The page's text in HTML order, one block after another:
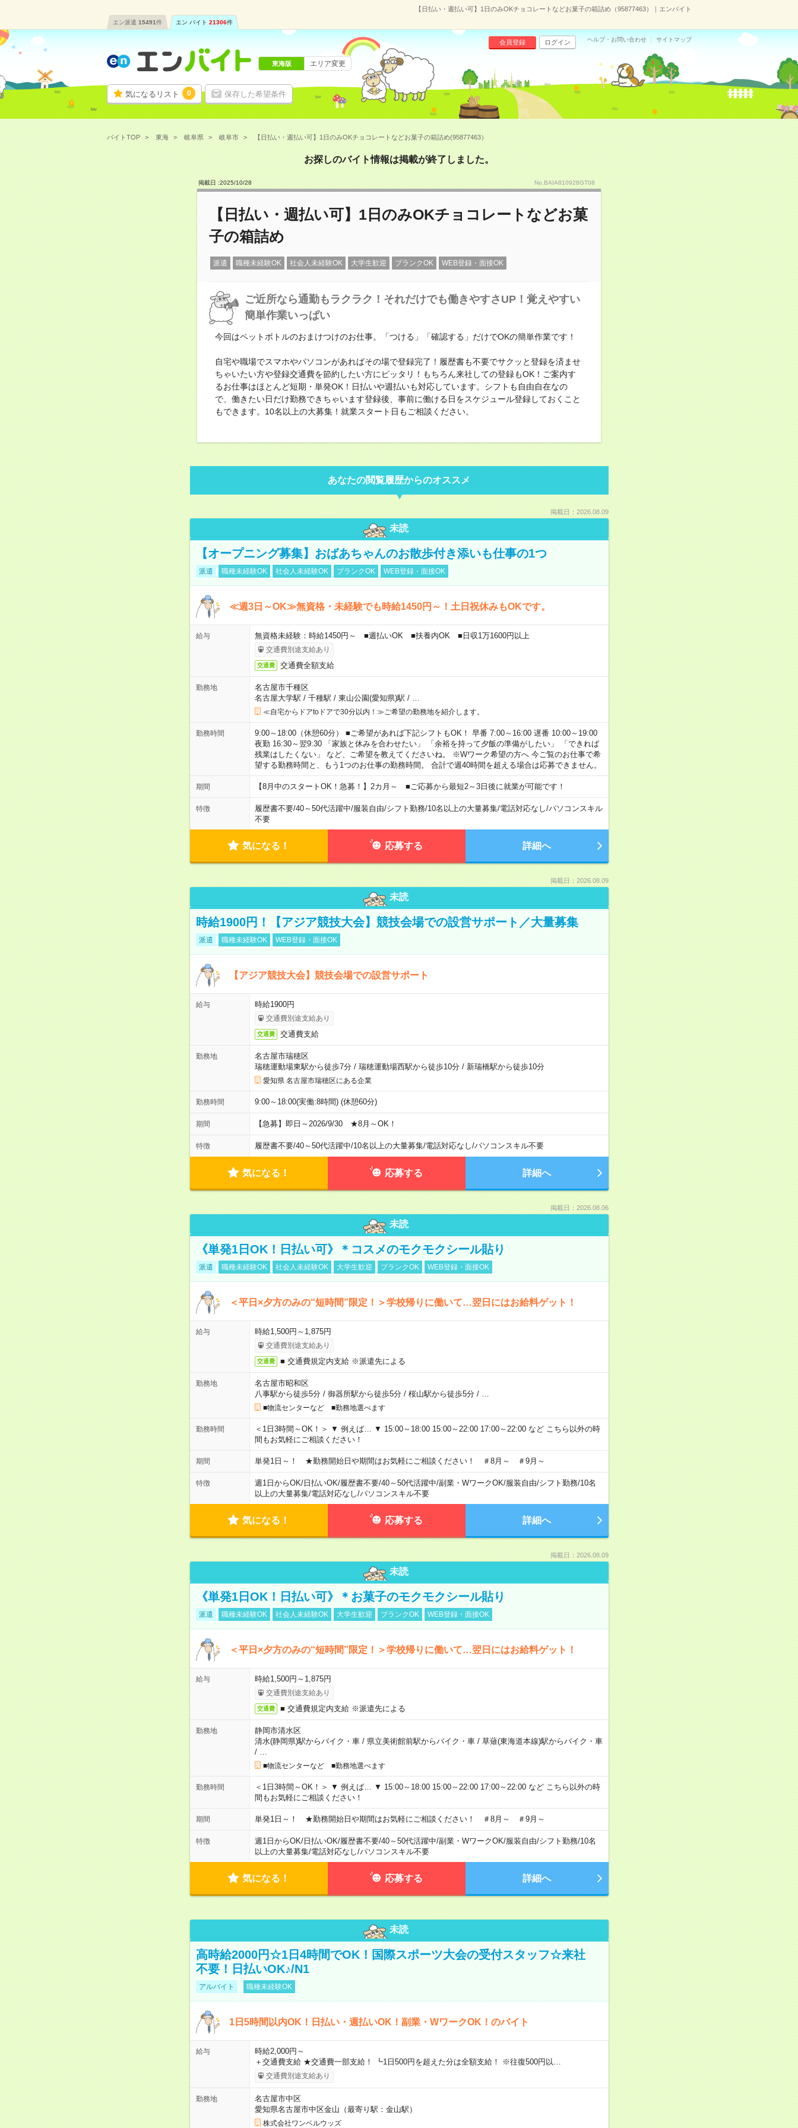
【日払い・週払い可】1日のみOKチョコレートなどお菓子の箱詰め（95877463）｜エンバイト
エン派遣 15491件 エン バイト 21306件
気になるリスト 0 保存した希望条件
会員登録 ログイン ヘルプ・お問い合わせ サイトマップ
東海版 エリア変更
バイトTOP 東海 岐阜県 岐阜市 【日払い・週払い可】1日のみOKチョコレートなどお菓子の箱詰め(95877463）
お探しのバイト情報は掲載が終了しました。
掲載日 :2025/10/28 No.BAIA810928GT08
【日払い・週払い可】1日のみOKチョコレートなどお菓
子の箱詰め
派遣 職種未経験OK 社会人未経験OK 大学生歓迎 ブランクOK WEB登録・面接OK
ご近所なら通勤もラクラク！それだけでも働きやすさUP！覚えやすい
簡単作業いっぱい
今回はペットボトルのおまけつけのお仕事。「つける」「確認する」だけでOKの簡単作業です！
自宅や職場でスマホやパソコンがあればその場で登録完了！履歴書も不要でサクッと登録を済ませ
ちゃいたい方や登録交通費を節約したい方にピッタリ！もちろん来社しての登録もOK！ご案内す
るお仕事はほとんど短期・単発OK！日払いや週払いも対応しています。シフトも自由自在なの
で、働きたい日だけ勤務できちゃいます登録後、事前に働ける日をスケジュール登録しておくこと
もできます。10名以上の大募集！就業スタート日もご相談ください。
あなたの閲覧履歴からのオススメ
掲載日：2026.08.09
未読
【オープニング募集】おばあちゃんのお散歩付き添いも仕事の1つ
派遣 職種未経験OK 社会人未経験OK ブランクOK WEB登録・面接OK
≪週3日～OK≫無資格・未経験でも時給1450円～！土日祝休みもOKです。
給与 無資格未経験：時給1450円～ ■週払いOK ■扶養内OK ■日収1万1600円以上
交通費別途支給あり
交通費 交通費全額支給
勤務地
名古屋市千種区
名古屋大学駅 / 千種駅 / 東山公園(愛知県)駅 /
≪自宅からドアtoドアで30分以内！≫ご希望の勤務地を紹介します。
勤務時間
9:00～18:00（休憩60分） ■ご希望があれば下記シフトもOK！ 早番 7:00～16:00 遅番 10:00～19:00
夜勤 16:30～翌9:30 「家族と休みを合わせたい」 「余裕を持って夕飯の準備がしたい」 「できれば
残業はしたくない」 など、ご希望を教えてくださいね。 ※Wワーク希望の方へ 今ご覧のお仕事で希
望する勤務時間と、もう1つのお仕事の勤務時間。 合計で週40時間を超える場合は応募できません。
期間 【8月中のスタートOK！急募！】2カ月～ ■ご応募から最短2～3日後に就業が可能です！
特徴 履歴書不要/40～50代活躍中/服装自由/シフト勤務/10名以上の大量募集/電話対応なし/パソコンスキル
不要
気になる！ 応募する 詳細へ
掲載日：2026.08.09
未読
時給1900円！【アジア競技大会】競技会場での設営サポート／大量募集
派遣 職種未経験OK WEB登録・面接OK
【アジア競技大会】競技会場での設営サポート
給与 時給1900円
交通費別途支給あり
交通費 交通費支給
勤務地
名古屋市瑞穂区
瑞穂運動場東駅から徒歩7分/ 瑞穂運動場西駅から徒歩10分/ 新瑞橋駅から徒歩10分
愛知県 名古屋市瑞穂区にある企業
勤務時間 9:00～18:00(実働:8時間) (休憩60分)
期間 【急募】即日～2026/9/30 ★8月～OK！
特徴 履歴書不要/40～50代活躍中/10名以上の大量募集/電話対応なし/パソコンスキル不要
気になる！ 応募する 詳細へ
掲載日：2026.08.06
未読
《単発1日OK！日払い可》＊コスメのモクモクシール貼り
派遣 職種未経験OK 社会人未経験OK 大学生歓迎 ブランクOK WEB登録・面接OK
＜平日×夕方のみの“短時間”限定！＞学校帰りに働いて…翌日にはお給料ゲット！
給与 時給1,500円～1,875円
交通費別途支給あり
交通費 ■ 交通費規定内支給 ※派遣先による
勤務地
名古屋市昭和区
八事駅から徒歩5分/ 御器所駅から徒歩5分/ 桜山駅から徒歩5分/
■物流センターなど ■勤務地選べます
勤務時間
＜1日3時間～OK！＞ ▼ 例えば… ▼ 15:00～18:00 15:00～22:00 17:00～22:00 など こちら以外の時
間もお気軽にご相談ください！
期間 単発1日～！ ★勤務開始日や期間はお気軽にご相談ください！ ＃8月～ ＃9月～
特徴 週1日からOK/日払いOK/履歴書不要/40～50代活躍中/副業・WワークOK/服装自由/シフト勤務/10名
以上の大量募集/電話対応なし/パソコンスキル不要
気になる！ 応募する 詳細へ
掲載日：2026.08.09
未読
《単発1日OK！日払い可》＊お菓子のモクモクシール貼り
派遣 職種未経験OK 社会人未経験OK 大学生歓迎 ブランクOK WEB登録・面接OK
＜平日×夕方のみの“短時間”限定！＞学校帰りに働いて…翌日にはお給料ゲット！
給与 時給1,500円～1,875円
交通費別途支給あり
交通費 ■ 交通費規定内支給 ※派遣先による
勤務地
静岡市清水区
清水(静岡県)駅からバイク・車/ 県立美術館前駅からバイク・車/ 草薙(東海道本線)駅からバイク・車
/
■物流センターなど ■勤務地選べます
勤務時間
＜1日3時間～OK！＞ ▼ 例えば… ▼ 15:00～18:00 15:00～22:00 17:00～22:00 など こちら以外の時
間もお気軽にご相談ください！
期間 単発1日～！ ★勤務開始日や期間はお気軽にご相談ください！ ＃8月～ ＃9月～
特徴 週1日からOK/日払いOK/履歴書不要/40～50代活躍中/副業・WワークOK/服装自由/シフト勤務/10名
以上の大量募集/電話対応なし/パソコンスキル不要
気になる！ 応募する 詳細へ
未読
高時給2000円☆1日4時間でOK！国際スポーツ大会の受付スタッフ☆来社
不要！日払いOK♪/N1
アルバイト 職種未経験OK
1日5時間以内OK！日払い・週払いOK！副業・WワークOK！のバイト
給与
時給2,000円～
＋交通費支給 ★交通費一部支給！ ┗1日500円を超えた分は全額支給！ ※往復500円以…
交通費別途支給あり
勤務地
名古屋市中区
愛知県名古屋市中区金山（最寄り駅：金山駅）
株式会社ワンベルウッズ